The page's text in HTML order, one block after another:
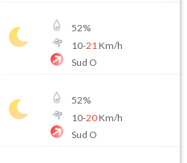
52%
10-21 Km/h
Sud O
52%
10-20Km/h
Sud O